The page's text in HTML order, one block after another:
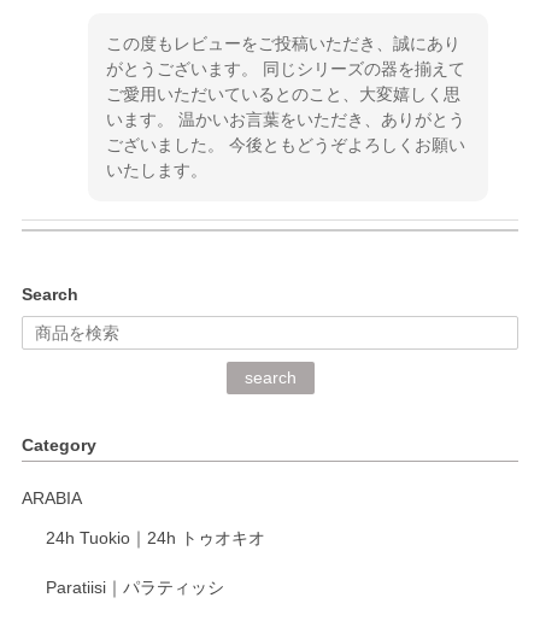
この度もレビューをご投稿いただき、誠にあり
がとうございます。 同じシリーズの器を揃えて
ご愛用いただいているとのこと、大変嬉しく思
います。 温かいお言葉をいただき、ありがとう
ございました。 今後ともどうぞよろしくお願い
いたします。
深さや大きさがとてもちょうど良く、手に馴染み、洗いやす
く、他の柄も何枚かこちらで買い、毎食時に使用していま
く交換して下さいました。
がとうございます。 同じシリーズの器を揃えて
います。 温かいお言葉をいただき、ありがとう
Search
search
Category
ARABIA
24h Tuokio｜24h トゥオキオ
Paratiisi｜パラティッシ